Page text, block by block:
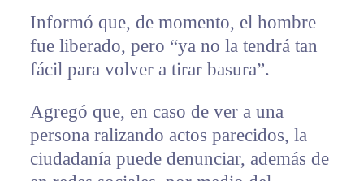
Informó que, de momento, el hombre
fue liberado, pero “ya no la tendrá tan
fácil para volver a tirar basura”.
Agregó que, en caso de ver a una
persona ralizando actos parecidos, la
ciudadanía puede denunciar, además de